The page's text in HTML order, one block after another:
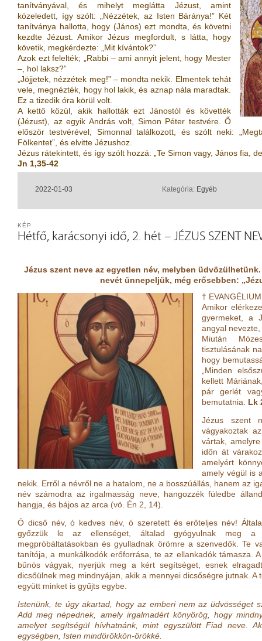
tanítványával, és mihelyt meglátta Jézust, amint
közeledett, így szólt: „Nézzétek, az Isten Báránya!” Két
tanítványa hallotta, hogy (János) ezt mondta, és követni
kezdte Jézust. Amikor Jézus megfordult, s látta, hogy
követik, megkérdezte: „Mit kívántok?”
Azok ezt felelték; „Rabbi – ami annyit jelent, hogy Mester
–, hol laksz?”
„Jöjjetek, nézzétek meg!” – mondta nekik. Elmentek tehát
vele, megnézték, hogy hol lakik, és aznap nála maradtak.
Ez a tizedik óra körül volt.
A kettő közül, akik hallották ezt Jánostól és követték
(Jézust), az egyik András volt, Simon Péter testvére. Ő
először testvérével, Simonnal találkozott, és szólt neki:
Fölkentet”, és elvitte Jézushoz.
Jézus rátekintett, és így szólt hozzá: „Te Simon vagy, János fia,
Jn 1,35-42
2022-01-03 Kategória: Egyéb
Hétfő, karácsonyi idő, 2. hét – JÉZUS SZENT
KÉP
Jézus szent neve az egyetlen név, melyben
nevét ünnepeljük, még erősebben:
†
Amikor
gyermeket, a
angyal
Miután
tisztulásának
hogy
„Minden
kellett
pár gerlét
bemutatnia. Lk
Jézus szent
vágyakoztak
vártak,
időn át
amelyért
amely végül is
nekik. Erről a névről ne a hatalom, ne a bosszúállás, hanem az
név számodra az irgalmasság neve, hangozzék füledbe
hangja, és bájos az arca (vö. Én 2, 14)
Ó dicső név, ó kedves név, ó szeretett és erőteljes név!
győzzük le az ellenséget, általad gyógyulnak meg
megpróbáltatásokban és gyulladnak örömre a szenvedők. Te
tanítója, a munkálkodók erőforrása, te az ellankadók támasza.
bűnös vágyak, nyerjük meg a kért segítséget, esnek
dicsőülnek meg mindnyájan, akik a mennyei dicsőségre jutnak.
együtt minket is gyűjts egybe.
Istenünk, te úgy akartad, hogy az emberi nem az üdvösséget
Add meg népednek, amely irgalmadért könyörög, hogy
amelyet segítségül hívhatnánk, mint egyszülött Fiad neve.
egységben, Isten mindörökkön-örökké.